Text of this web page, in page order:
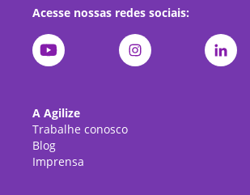
Acesse nossas redes sociais:
A Agilize
Trabalhe conosco
Blog
Imprensa